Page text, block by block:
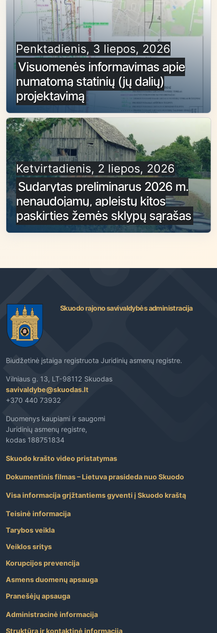
Penktadienis, 3 liepos, 2026
Visuomenės informavimas apie
numatomą statinių (jų dalių)
projektavimą
Ketvirtadienis, 2 liepos, 2026
Sudarytas preliminarus 2026 m.
nenaudojamų, apleistų kitos
paskirties žemės sklypų sąrašas
Skuodo rajono savivaldybės administracija
Biudžetinė įstaiga registruota Juridinių asmenų registre.
Vilniaus g. 13, LT-98112 Skuodas
savivaldybe@skuodas.lt
+370 440 73932
Duomenys kaupiami ir saugomi
Juridinių asmenų registre,
kodas 188751834
Skuodo krašto video pristatymas
Dokumentinis filmas – Lietuva prasideda nuo Skuodo
Visa informacija grįžtantiems gyventi į Skuodo kraštą
Teisinė informacija
Tarybos veikla
Veiklos sritys
Korupcijos prevencija
Asmens duomenų apsauga
Pranešėjų apsauga
Administracinė informacija
Struktūra ir kontaktinė informacija